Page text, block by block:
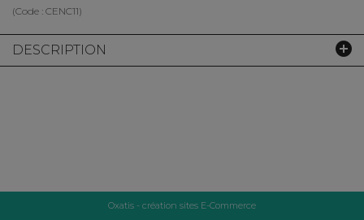
(Code : CENC11)
DESCRIPTION
Oxatis - création sites E-Commerce